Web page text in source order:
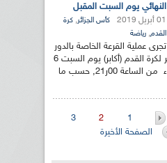
النهائي يوم السبت المقبل
01 أبريل 2019 كأس الجزائر, كرة
القدم, رياضة
تجرى عملية القرعة الخاصة بالدور
نصف النهائي لكأس الجزائر لكرة القدم (أكابر) يوم السبت 6
أفريل بالجزائر العاصمة ابتداء من الساعة 00ر21, حسب ما
1
2
3
الصفحة الأخيرة